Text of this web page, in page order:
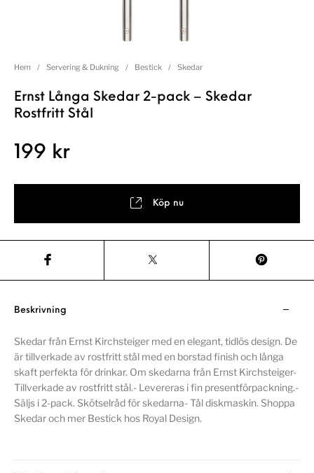
Hem / Servering & Dukning / Bestick / Skedar
Ernst Långa Skedar 2-pack – Skedar
Rostfritt Stål
199 kr
Köp nu
Beskrivning
Skedar från Ernst Kirchsteiger med en elegant, tidlös design. De
är tillverkade av rostfritt stål med en borstad finish och långa
skaft perfekta för drinkar. Om skedarna från Ernst Kirchsteiger-
Tillverkade av rostfritt stål.- Levereras i fin presentförpackning.-
Säljs i 2-pack. Skötselråd för skedarna- Tål diskmaskin. Shoppa
Skedar och mer Bestick hos Royal Design.